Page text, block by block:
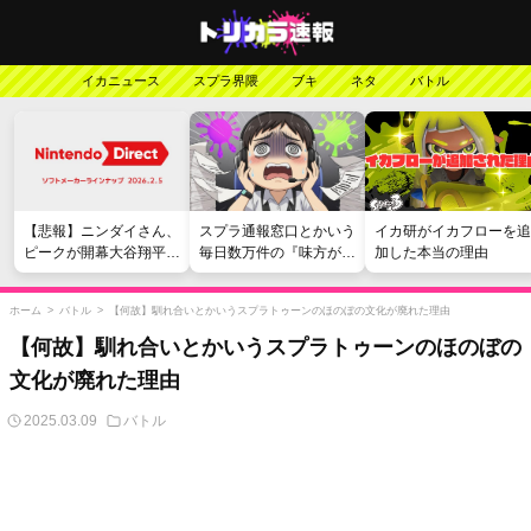
イカニュース スプラ界隈 ブキ ネタ バトル
【悲報】ニンダイさん、
ピークが開幕大谷翔平の
がっかりダイレクトだっ
たと言われてしまう
スプラ通報窓口とかいう
毎日数万件の『味方が弱
い』愚痴を読まされる苦
行
イカ研がイカフローを追
加した本当の理由
ホーム > バトル > 【何故】馴れ合いとかいうスプラトゥーンのほのぼの文化が廃れた理由
【何故】馴れ合いとかいうスプラトゥーンのほのぼの
文化が廃れた理由
2025.03.09 バトル